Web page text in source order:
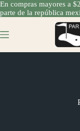
En compras mayores a
parte de la república
al
contenido